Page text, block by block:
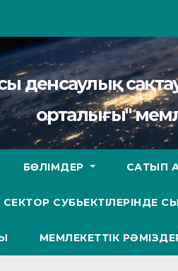
денсаулық
орталығы"
БӨЛІМДЕР САТЫП
СУБЬЕКТІЛЕРІНДЕ
МЕМЛЕКЕТТІК